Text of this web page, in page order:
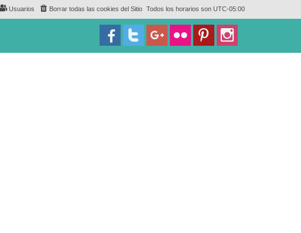
Todos los horarios son UTC-05:00
Borrar todas las cookies del Sitio
Usuarios